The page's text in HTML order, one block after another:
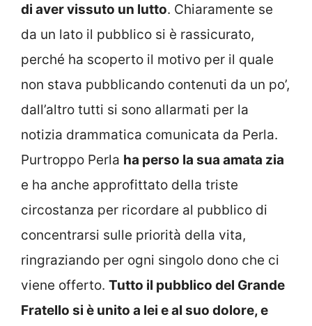
di aver vissuto un lutto. Chiaramente se
da un lato il pubblico si è rassicurato,
perché ha scoperto il motivo per il quale
non stava pubblicando contenuti da un po’,
dall’altro tutti si sono allarmati per la
notizia drammatica comunicata da Perla.
Purtroppo Perla ha perso la sua amata zia
e ha anche approfittato della triste
circostanza per ricordare al pubblico di
concentrarsi sulle priorità della vita,
ringraziando per ogni singolo dono che ci
viene offerto. Tutto il pubblico del Grande
Fratello si è unito a lei e al suo dolore, e